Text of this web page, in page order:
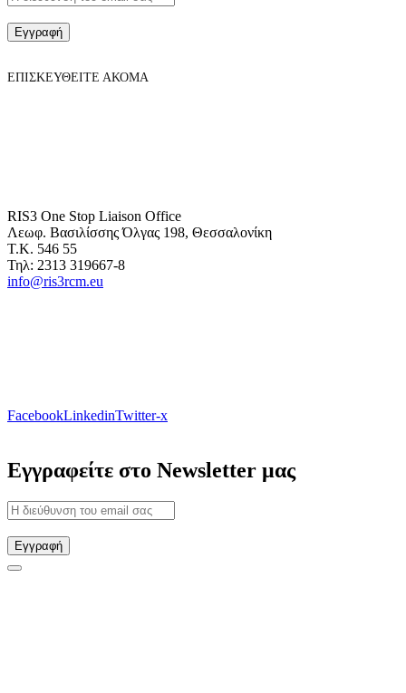
Εγγραφή
ΕΠΙΣΚΕΥΘΕΙΤΕ ΑΚΟΜΑ
RIS3 One Stop Liaison Office
Λεωφ. Βασιλίσσης Όλγας 198, Θεσσαλονίκη
Τ.Κ. 546 55
Τηλ: 2313 319667-8
info@ris3rcm.eu
FacebookLinkedinTwitter-x
Εγγραφείτε στο Newsletter μας
Εγγραφή